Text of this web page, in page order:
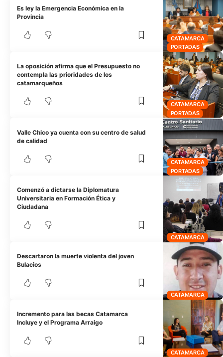
CATAMARCA
PORTADAS
Es ley la Emergencia Económica en la
Provincia
CATAMARCA
PORTADAS
La oposición afirma que el Presupuesto no
contempla las prioridades de los
catamarqueños
CATAMARCA
PORTADAS
Valle Chico ya cuenta con su centro de salud
de calidad
CATAMARCA
Comenzó a dictarse la Diplomatura
Universitaria en Formación Ética y
Ciudadana
CATAMARCA
Descartaron la muerte violenta del joven
Bulacios
CATAMARCA
Incremento para las becas Catamarca
Incluye y el Programa Arraigo